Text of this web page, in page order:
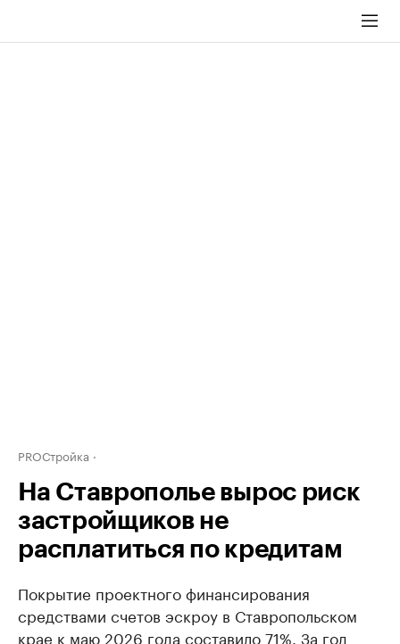
PROСтройка
На Ставрополье вырос риск
застройщиков не
расплатиться по кредитам
Покрытие проектного финансирования
средствами счетов эскроу в Ставропольском
крае к маю 2026 года составило 71%. За год